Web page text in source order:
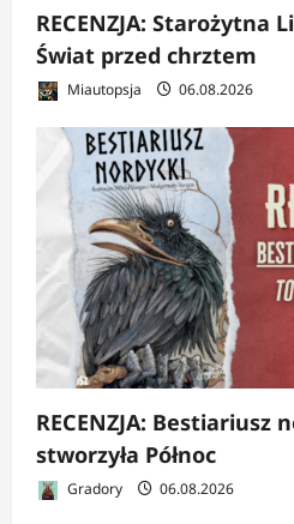
RECENZJA: Starożytna
Świat przed chrztem
Miautopsja 06.08.2026
RECENZJA: Bestiariusz
stworzyła Północ
Gradory 06.08.2026